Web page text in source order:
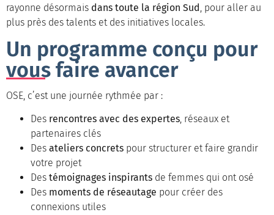
rayonne désormais dans toute la région Sud , pour aller au
plus près des talents et des initiatives locales.
Un programme conçu pour
vous faire avancer
OSE, c’est une journée rythmée par :
Des rencontres avec des expertes, réseaux et
partenaires clés
Des ateliers concrets pour structurer et faire grandir
votre projet
Des témoignages inspirants de femmes qui ont osé
Des moments de réseautage pour créer des
connexions utiles